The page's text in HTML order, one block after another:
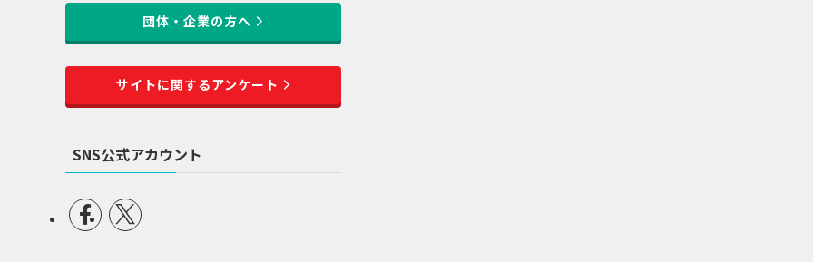
団体・企業の方へ
サイトに関するアンケート
SNS公式アカウント